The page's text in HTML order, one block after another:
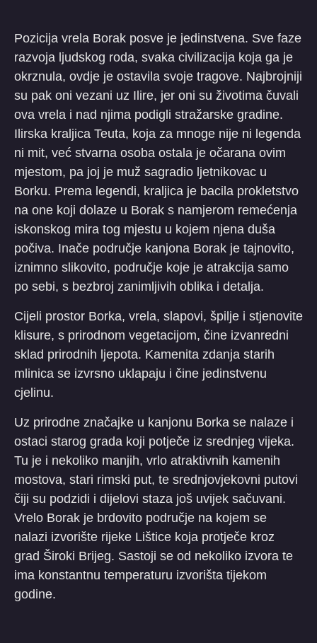
Pozicija vrela Borak posve je jedinstvena. Sve faze
razvoja ljudskog roda, svaka civilizacija koja ga je
okrznula, ovdje je ostavila svoje tragove. Najbrojniji
su pak oni vezani uz Ilire, jer oni su životima čuvali
ova vrela i nad njima podigli stražarske gradine.
Ilirska kraljica Teuta, koja za mnoge nije ni legenda
ni mit, već stvarna osoba ostala je očarana ovim
mjestom, pa joj je muž sagradio ljetnikovac u
Borku. Prema legendi, kraljica je bacila prokletstvo
na one koji dolaze u Borak s namjerom remećenja
iskonskog mira tog mjestu u kojem njena duša
počiva. Inače područje kanjona Borak je tajnovito,
iznimno slikovito, područje koje je atrakcija samo
po sebi, s bezbroj zanimljivih oblika i detalja.
Cijeli prostor Borka, vrela, slapovi, špilje i stjenovite
klisure, s prirodnom vegetacijom, čine izvanredni
sklad prirodnih ljepota. Kamenita zdanja starih
mlinica se izvrsno uklapaju i čine jedinstvenu
cjelinu.
Uz prirodne značajke u kanjonu Borka se nalaze i
ostaci starog grada koji potječe iz srednjeg vijeka.
Tu je i nekoliko manjih, vrlo atraktivnih kamenih
mostova, stari rimski put, te srednjovjekovni putovi
čiji su podzidi i dijelovi staza još uvijek sačuvani.
Vrelo Borak je brdovito područje na kojem se
nalazi izvorište rijeke Lištice koja protječe kroz
grad Široki Brijeg. Sastoji se od nekoliko izvora te
ima konstantnu temperaturu izvorišta tijekom
godine.